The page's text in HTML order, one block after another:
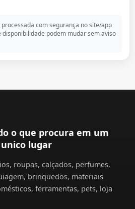
com segurança no site/app
disponibilidade podem mudar sem aviso
o que procura em um
unico lugar
roupas, calçados, perfumes,
brinquedos, materiais
ferramentas, pets, loja